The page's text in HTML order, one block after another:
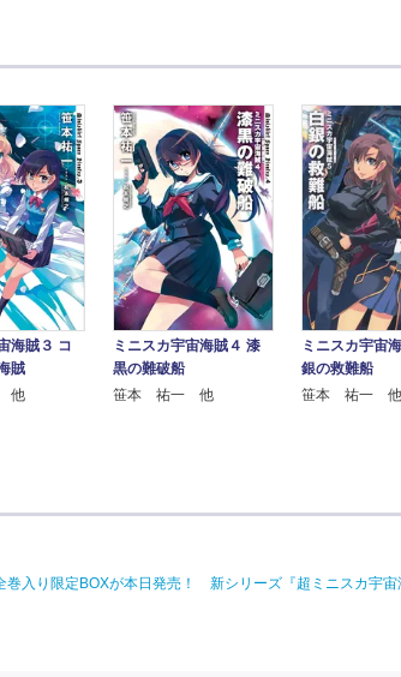
海賊３ コ
賊
他
ミニスカ宇宙海賊４ 漆
黒の難破船
笹本 祐一 他
ミニスカ宇宙
銀の救難船
笹本 祐一 他
入り限定BOXが本日発売！ 新シリーズ『超ミニスカ宇宙